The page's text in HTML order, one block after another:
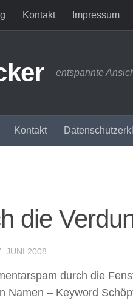
Kontakt Impressum
entspannte
Kontakt
die
JUNI 2008
durch die
Namen – Keyword